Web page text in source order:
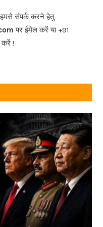
हमसे संपर्क करने हेतु
पर ईमेल करें या +91
!